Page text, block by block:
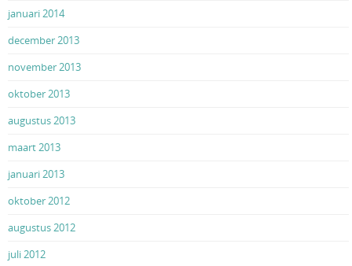
januari 2014
december 2013
november 2013
oktober 2013
augustus 2013
maart 2013
januari 2013
oktober 2012
augustus 2012
juli 2012